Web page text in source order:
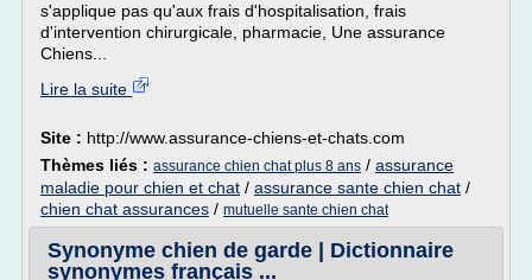
s'applique pas qu'aux frais d'hospitalisation, frais
d'intervention chirurgicale, pharmacie, Une assurance
Chiens...
Lire la suite
Site : http://www.assurance-chiens-et-chats.com
Thèmes liés : assurance chien chat plus 8 ans / assurance
maladie pour chien et chat / assurance sante chien chat /
chien chat assurances / mutuelle sante chien chat
Synonyme chien de garde | Dictionnaire
synonymes français ...